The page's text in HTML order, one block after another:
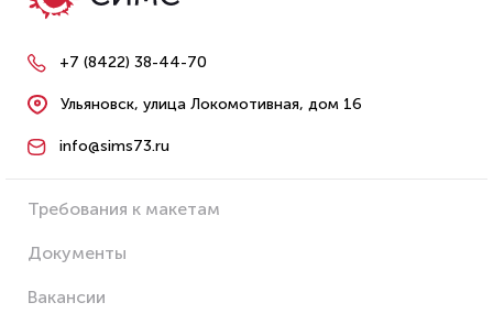
+7 (8422) 38-44-70
Ульяновск, улица Локомотивная, дом 16
info@sims73.ru
Требования к макетам
Документы
Вакансии